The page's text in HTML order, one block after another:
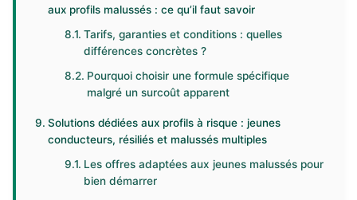
aux profils malussés : ce qu’il faut savoir
Tarifs, garanties et conditions : quelles
différences concrètes ?
Pourquoi choisir une formule spécifique
malgré un surcoût apparent
Solutions dédiées aux profils à risque : jeunes
conducteurs, résiliés et malussés multiples
Les offres adaptées aux jeunes malussés pour
bien démarrer